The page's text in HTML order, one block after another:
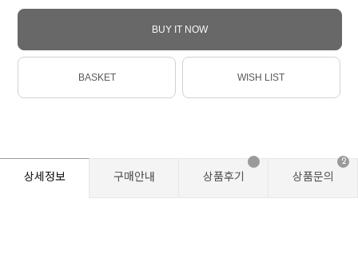
BUY IT NOW
BASKET WISH LIST
상세정보 구매안내 상품후기 상품문의
2